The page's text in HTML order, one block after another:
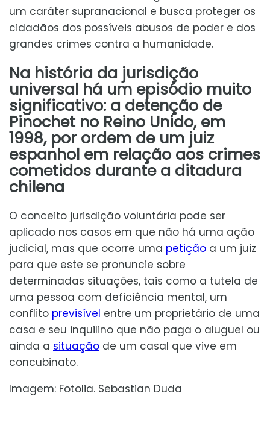
um caráter supranacional e busca proteger os
cidadãos dos possíveis abusos de poder e dos
grandes crimes contra a humanidade.
Na história da jurisdição
universal há um episódio muito
significativo: a detenção de
Pinochet no Reino Unido, em
1998, por ordem de um juiz
espanhol em relação aos crimes
cometidos durante a ditadura
chilena
O conceito jurisdição voluntária pode ser
aplicado nos casos em que não há uma ação
judicial, mas que ocorre uma petição a um juiz
para que este se pronuncie sobre
determinadas situações, tais como a tutela de
uma pessoa com deficiência mental, um
conflito previsível entre um proprietário de uma
casa e seu inquilino que não paga o aluguel ou
ainda a situação de um casal que vive em
concubinato.
Imagem: Fotolia. Sebastian Duda